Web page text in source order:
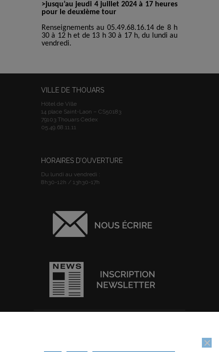
>jusqu’au jeudi 4 juillet 2024 à 17 heures
pour le deuxième tour
Renseignements au 05.49.68.16.14 de 8 h
30 à 12 h et de 13 h 30 à 17 h, du lundi au
vendredi.
VILLE DE THOUARS
Hôtel de Ville
14 place Saint-Laon – CS50183
79103 Thouars Cedex
05.49.68.11.11
HORAIRES D’OUVERTURE
Du lundi au vendredi :
8h30-12h / 13h30-17h